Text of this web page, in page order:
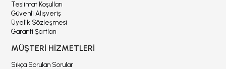
Teslimat Koşulları
Güvenli Alışveriş
Üyelik Sözleşmesi
Garanti Şartları
MÜŞTERİ HİZMETLERİ
Sıkça Sorulan Sorular